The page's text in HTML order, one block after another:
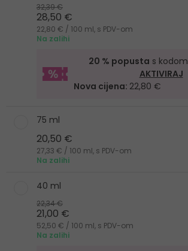
32,39 €
28,50 €
22,80 € / 100 ml, s PDV-om
Na zalihi
20 % popusta s kodom
AKTIVIRAJ
Nova cijena: 22,80 €
75 ml
20,50 €
27,33 € / 100 ml, s PDV-om
Na zalihi
40 ml
22,34 €
21,00 €
52,50 € / 100 ml, s PDV-om
Na zalihi